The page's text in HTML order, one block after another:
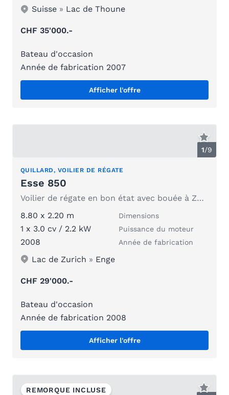
Suisse » Lac de Thoune
CHF 35'000.-
Bateau d'occasion
Année de fabrication 2007
Afficher l'offre
1/9
QUILLARD, VOILIER DE RÉGATE
Esse 850
Voilier de régate en bon état avec bouée à Zurich Enge
8.80 x 2.20 m
Dimensions
1 x 3.0 cv / 2.2 kW Puissance du moteur
2008 Année de fabrication
Lac de Zurich » Enge
CHF 29'000.-
Bateau d'occasion
Année de fabrication 2008
Afficher l'offre
REMORQUE INCLUSE